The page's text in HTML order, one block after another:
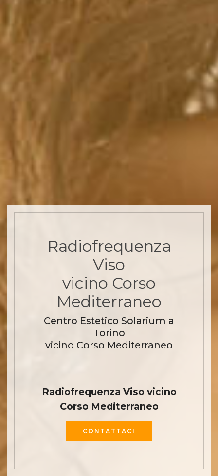
Radiofrequenza
Viso
vicino Corso
Mediterraneo
Centro Estetico Solarium a
Torino
vicino Corso Mediterraneo
Radiofrequenza Viso vicino
Corso Mediterraneo
CONTATTACI